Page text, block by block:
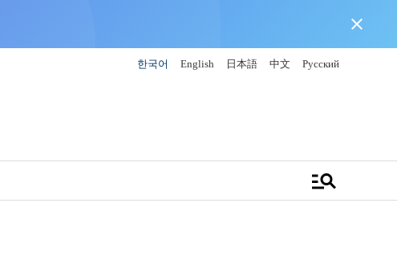
close
한국어 English 日本語 中文 Русский
manage_search